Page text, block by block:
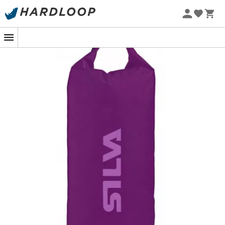
Sommarerbjudanden 🔥 -5 % EXTRA vid köp av 2 produkter*